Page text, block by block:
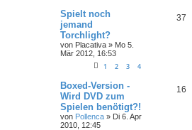
Spielt noch
jemand
Torchlight?
von Placativa » Mo 5.
Mär 2012, 16:53
1 2 3 4
37
Boxed-Version -
Wird DVD zum
Spielen benötigt?!
von Pollenca » Di 6. Apr
2010, 12:45
16